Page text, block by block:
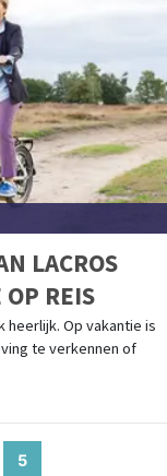
LACROS
REIS
heerlijk. Op vakantie is
te verkennen of
5